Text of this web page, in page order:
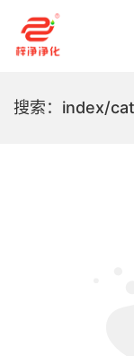
搜索：index/